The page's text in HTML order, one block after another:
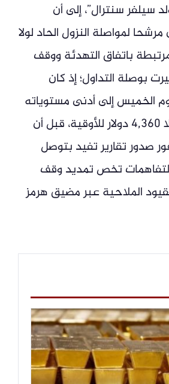
سيلفر سنترال”، إلى أن
لمواصلة النزول الحاد لولا
باتفاق التهدئة ووقف
بوصلة التداول؛ إذ كان
الخميس إلى أدنى مستوياته
في شهرين مسجلا 4,360 دولار للأوقية، قبل أن
صدور تقارير تفيد بتوصل
تخص تمديد وقف
الملاحية عبر مضيق هرمز